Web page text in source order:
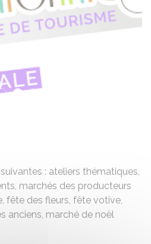
: ateliers thématiques,
marchés des producteurs
fête des fleurs, fête votive,
anciens, marché de noël